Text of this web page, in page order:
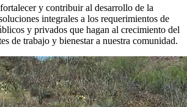
y contribuir al desarrollo de la
integrales a los requerimientos de
y privados que hagan al crecimiento del
de trabajo y bienestar a nuestra comunidad.